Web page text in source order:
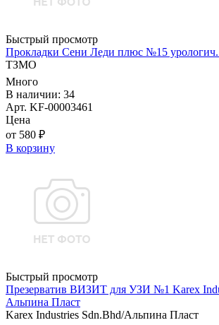
Быстрый просмотр
Прокладки Сени Леди плюс №15
ТЗМО
Много
В наличии: 34
Арт. KF-00003461
Цена
от 580 ₽
В корзину
Быстрый просмотр
Презерватив ВИЗИТ для УЗИ №1 Karex
Альпина Пласт
Karex Industries Sdn.Bhd/Альпина Пласт